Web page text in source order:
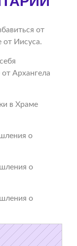
от
от Иисуса.
Архангела
в Храме
о
о
о